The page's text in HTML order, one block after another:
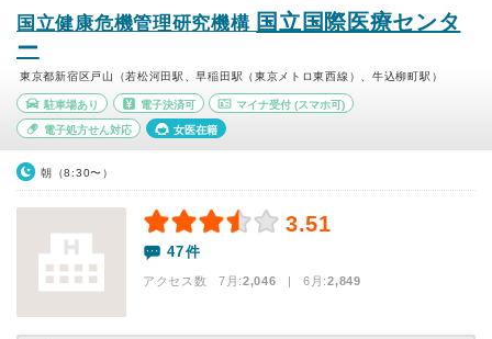
国立健康危機管理研究機構 国立国際医療センタ
ー
東京都新宿区戸山（若松河田駅、早稲田駅（東京メトロ東西線）、牛込柳町駅）
駐車場あり 電子決済可 マイナ受付 (スマホ可)
電子処方せん対応 女医在籍
朝（8:30〜）
3.51
47件
アクセス数 7月:2,046 | 6月:2,849